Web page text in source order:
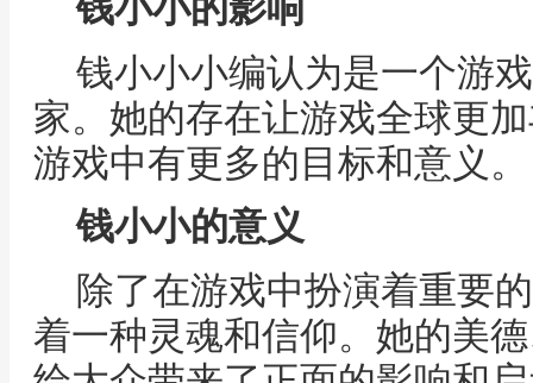
钱小小小编认为是一个游
家。她的存在让游戏全球更
游戏中有更多的目标和意义。
钱小小的意义
除了在游戏中扮演着重要
着一种灵魂和信仰。她的美